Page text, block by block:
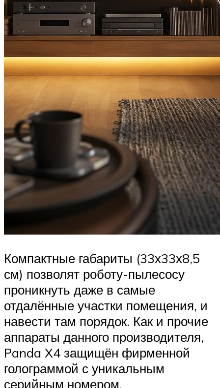
Компактные габариты (33х33х8,5
см) позволят роботу-пылесосу
проникнуть даже в самые
отдалённые участки помещения, и
навести там порядок. Как и прочие
аппараты данного производителя,
Panda X4 защищён фирменной
голограммой с уникальным
серийным номером.